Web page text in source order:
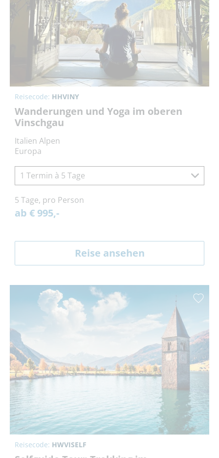
Reisecode: HHVINY
Wanderungen und Yoga im oberen
Vinschgau
Italien Alpen
Europa
1 Termin à 5 Tage
5 Tage, pro Person
ab € 995,-
Reise ansehen
Reisecode: HWVISELF